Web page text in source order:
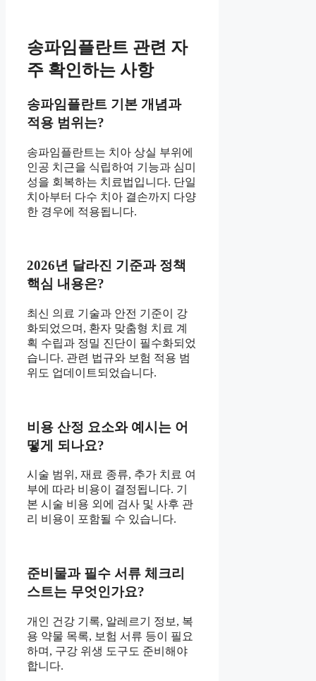
송파임플란트 관련 자
주 확인하는 사항
송파임플란트 기본 개념과
적용 범위는?
송파임플란트는 치아 상실 부위에
인공 치근을 식립하여 기능과 심미
성을 회복하는 치료법입니다. 단일
치아부터 다수 치아 결손까지 다양
한 경우에 적용됩니다.
2026년 달라진 기준과 정책
핵심 내용은?
최신 의료 기술과 안전 기준이 강
화되었으며, 환자 맞춤형 치료 계
획 수립과 정밀 진단이 필수화되었
습니다. 관련 법규와 보험 적용 범
위도 업데이트되었습니다.
비용 산정 요소와 예시는 어
떻게 되나요?
시술 범위, 재료 종류, 추가 치료 여
부에 따라 비용이 결정됩니다. 기
본 시술 비용 외에 검사 및 사후 관
리 비용이 포함될 수 있습니다.
준비물과 필수 서류 체크리
스트는 무엇인가요?
개인 건강 기록, 알레르기 정보, 복
용 약물 목록, 보험 서류 등이 필요
하며, 구강 위생 도구도 준비해야
합니다.